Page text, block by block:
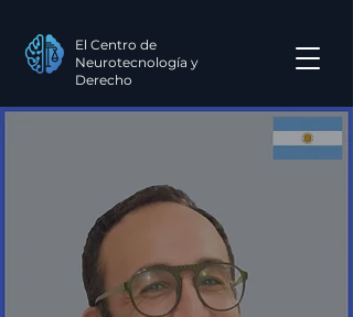
El Centro de
Neurotecnología y
Derecho